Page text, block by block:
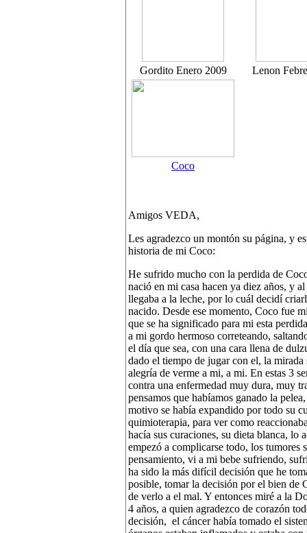
Gordito Enero 2009 Lenon
Coco
Amigos VEDA,
Les agradezco un montón su página, y
historia de mi Coco:
He sufrido mucho con la perdida de
nació en mi casa hacen ya diez años, y
llegaba a la leche, por lo cuál decidí
nacido. Desde ese momento, Coco fue
que se ha significado para mi esta
a mi gordo hermoso correteando,
el día que sea, con una cara llena de
dado el tiempo de jugar con el, la mirada
alegría de verme a mi, a mi. En estas 3
contra una enfermedad muy dura, muy
pensamos que habíamos ganado la
motivo se había expandido por todo su
quimioterapia, para ver como
hacía sus curaciones, su dieta blanca, lo
empezó a complicarse todo, los tumores
pensamiento, vi a mi bebe sufriendo,
ha sido la más difícil decisión que he
posible, tomar la decisión por el bien de
de verlo a el mal. Y entonces miré a la
4 años, a quien agradezco de corazón
decisión, el cáncer había tomado el